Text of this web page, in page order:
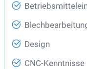
Design
CNC-Kenntnisse